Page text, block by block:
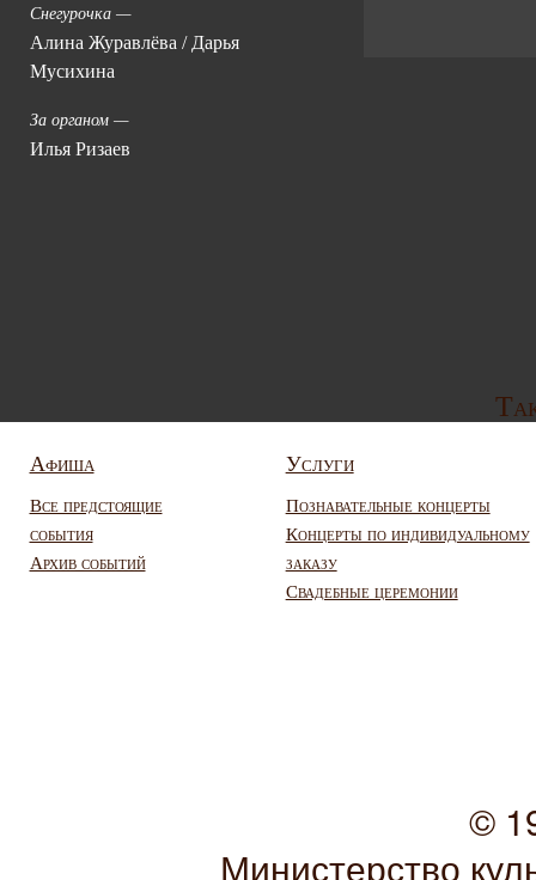
Снегурочка —
Алина Журавлёва / Дарья
Мусихина
За органом —
Илья Ризаев
Афиша
Все предстоящие
события
Архив событий
Услуги
Познавательные концерты
Концерты по индивидуальному
заказу
Свадебные церемонии
©
Министерство